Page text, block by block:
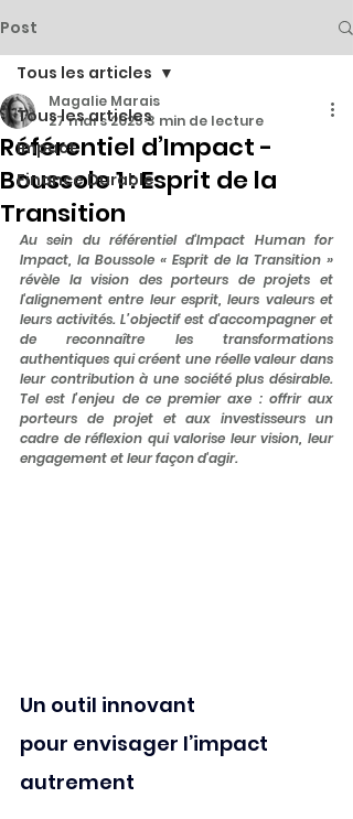
Post
Tous les articles
Impact
Finance Durable
Tous les articles
Référentiel d’Impact -
Boussole 1 : Esprit de la
Transition
Magalie Marais
27 mars 2025 3 min de lecture
Au sein du référentiel d'Impact Human for
Impact, la Boussole « Esprit de la Transition »
révèle la vision des porteurs de projets et
l'alignement entre leur esprit, leurs valeurs et
leurs activités. L’objectif est d'accompagner et
authentiques qui créent une réelle valeur dans
leur contribution à une société plus désirable.
Tel est l’enjeu de ce premier axe : offrir aux
porteurs de projet et aux investisseurs un
cadre de réflexion qui valorise leur vision, leur
engagement et leur façon d'agir.
Un outil innovant
pour envisager l’impact
autrement